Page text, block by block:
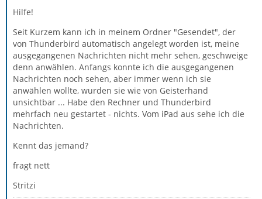
Hilfe!
Seit Kurzem kann ich in meinem Ordner "Gesendet", der
von Thunderbird automatisch angelegt worden ist, meine
ausgegangenen Nachrichten nicht mehr sehen, geschweige
denn anwählen. Anfangs konnte ich die ausgegangenen
Nachrichten noch sehen, aber immer wenn ich sie
anwählen wollte, wurden sie wie von Geisterhand
unsichtbar ... Habe den Rechner und Thunderbird
mehrfach neu gestartet - nichts. Vom iPad aus sehe ich die
Nachrichten.
Kennt das jemand?
fragt nett
Stritzi